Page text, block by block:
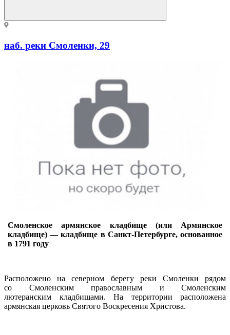
наб. реки Смоленки, 29
Смоленское армянское кладбище (или Армянское
кладбище) — кладбище в Санкт-Петербурге, основанное
в 1791 году
Расположено на северном берегу реки Смоленки рядом
со Смоленским православным и Смоленским
лютеранским кладбищами. На территории расположена
армянская церковь Святого Воскресения Христова.